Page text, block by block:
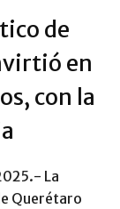
de
en
con la
La
Querétaro